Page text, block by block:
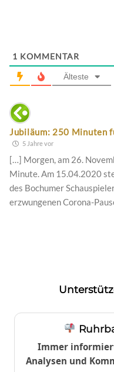
1 KOMMENTAR
Älteste
Jubiläum: 250 Minuten
5 Jahre vor
[…] Morgen, am 26.
Minute. Am 15.04.2020
des Bochumer
erzwungenen Corona-
Immer
Analysen und